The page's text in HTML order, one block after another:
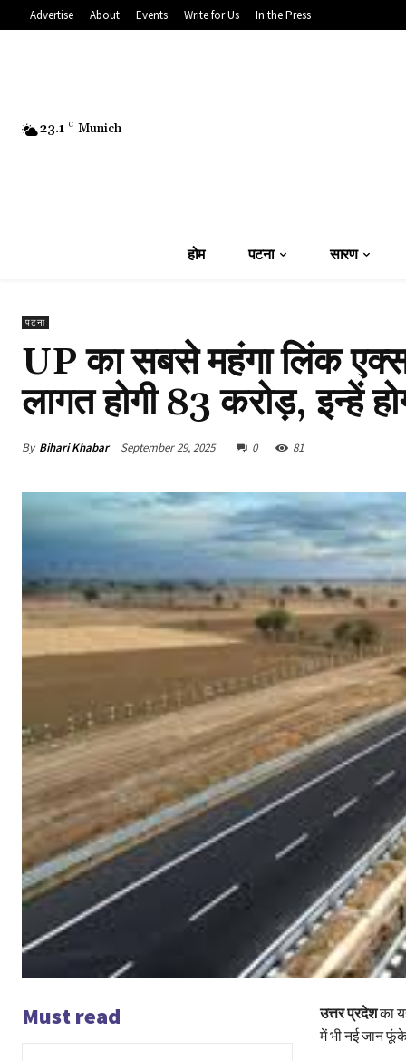
Advertise About Events Write for Us In the Press
23.1 C Munich
होम पटना सारण
पटना
UP का सबसे महंगा लिंक
लागत होगी ₹83 करोड़, इन्हें
By Bihari Khabar September 29, 2025 0 81
Must read उत्तर प्रदेशका
में भी नई जान